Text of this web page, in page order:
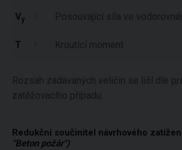
Vy Posouvající síla ve
T Kroutící moment
Rozsah zadávaných veličin se liší dle
zatěžovacího případu.
Redukční součinitel návrhového
"Beton požár")